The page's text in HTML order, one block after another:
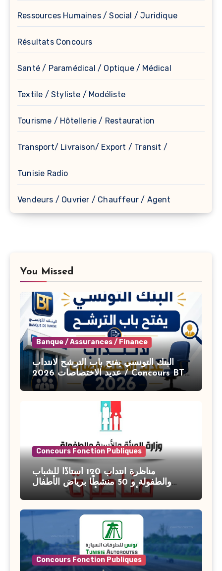
Ressources Humaines / Social / Juridique
Résultats Concours
Santé / Paramédical / Optique / Médical
Textile / Styliste / Modéliste
Tourisme / Hôtellerie / Restauration
Transport/ Livraison/ Export / Transit /
Tunisie Radio
Vendeurs / Ouvrier / Chauffeur / Agent
You Missed
Banque / Assurances / Finance
البنك التونسي يفتح باب الترشح لانتداب
عديد الاختصاصات 2026 / Concours BT
Banque de Tunisie 2026
Concours Fonction Publiques
مناظرة انتداب 120 أستاذًا للشباب
والطفولة و 50 منشطًا برياض الأطفال
بوزارة الأسرة والمرأة والطفولة وكبار
السن آخر أجل للتسجيل : 27 جويلية 2026
Concours Fonction Publiques